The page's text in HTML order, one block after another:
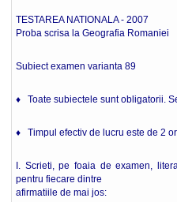
TESTAREA NATIONALA - 2007
Proba scrisa la Geografia Romaniei
Subiect examen varianta 89
♦ Toate subiectele sunt obligatorii.
♦ Timpul efectiv de lucru este de 2
I. Scrieti, pe foaia de examen,
pentru fiecare dintre
afirmatiile de mai jos: